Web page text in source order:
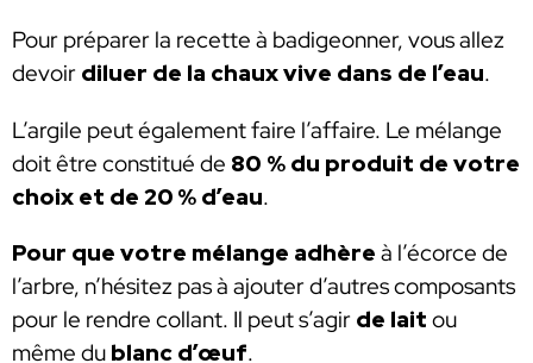
Pour préparer la recette à badigeonner, vous allez
devoir diluer de la chaux vive dans de l’eau.
L’argile peut également faire l’affaire. Le mélange
doit être constitué de 80 % du produit de votre
choix et de 20 % d’eau.
Pour que votre mélange adhère à l’écorce de
l’arbre, n’hésitez pas à ajouter d’autres composants
pour le rendre collant. Il peut s’agir de lait ou
même du blanc d’œuf.